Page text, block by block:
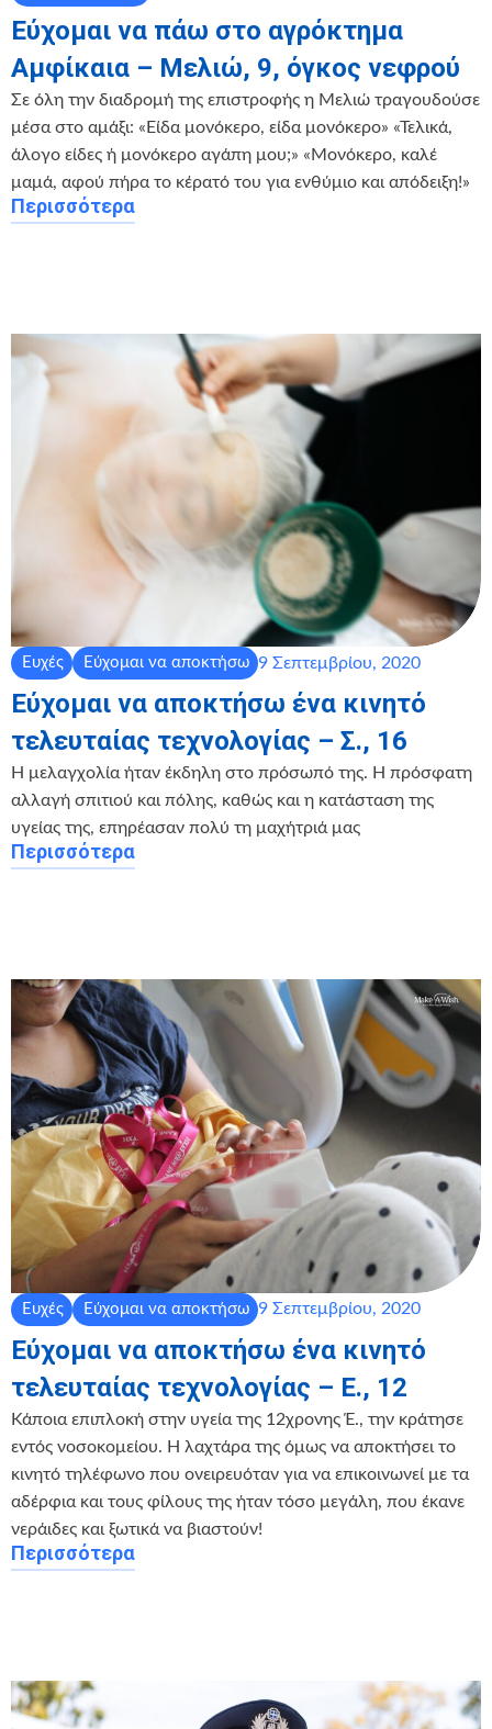
Εύχομαι να πάω στο αγρόκτημα
Αμφίκαια – Μελιώ, 9, όγκος νεφρού
Σε όλη την διαδρομή της επιστροφής η Μελιώ τραγουδούσε
μέσα στο αμάξι: «Είδα μονόκερο, είδα μονόκερο» «Τελικά,
άλογο είδες ή μονόκερο αγάπη μου;» «Μονόκερο, καλέ
μαμά, αφού πήρα το κέρατό του για ενθύμιο και απόδειξη!»
Περισσότερα
Ευχές Εύχομαι να αποκτήσω 9 Σεπτεμβρίου, 2020
Εύχομαι να αποκτήσω ένα κινητό
τελευταίας τεχνολογίας – Σ., 16
Η μελαγχολία ήταν έκδηλη στο πρόσωπό της. Η πρόσφατη
αλλαγή σπιτιού και πόλης, καθώς και η κατάσταση της
υγείας της, επηρέασαν πολύ τη μαχήτριά μας
Περισσότερα
Ευχές Εύχομαι να αποκτήσω 9 Σεπτεμβρίου, 2020
Εύχομαι να αποκτήσω ένα κινητό
τελευταίας τεχνολογίας – Ε., 12
Κάποια επιπλοκή στην υγεία της 12χρονης Έ., την κράτησε
εντός νοσοκομείου. Η λαχτάρα της όμως να αποκτήσει το
κινητό τηλέφωνο που ονειρευόταν για να επικοινωνεί με τα
αδέρφια και τους φίλους της ήταν τόσο μεγάλη, που έκανε
νεράιδες και ξωτικά να βιαστούν!
Περισσότερα